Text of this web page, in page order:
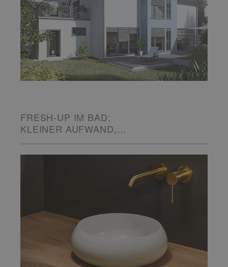
FRESH-UP IM BAD:
KLEINER AUFWAND,